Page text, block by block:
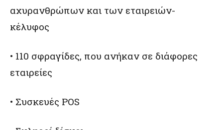
αχυρανθρώπων και των εταιρειών-
κέλυφος
• 110 σφραγίδες, που ανήκαν σε διάφορες
εταιρείες
• Συσκευές POS